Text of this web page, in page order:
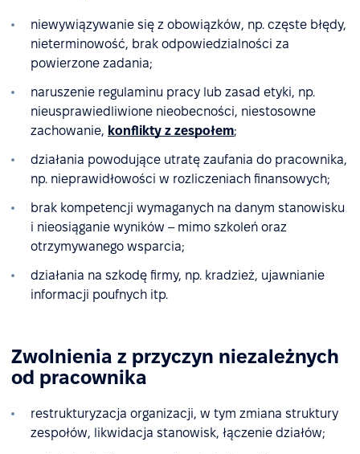
niewywiązywanie się z obowiązków, np. częste błędy,
nieterminowość, brak odpowiedzialności za
powierzone zadania;
naruszenie regulaminu pracy lub zasad etyki, np.
nieusprawiedliwione nieobecności, niestosowne
zachowanie, konflikty z zespołem;
działania powodujące utratę zaufania do pracownika,
np. nieprawidłowości w rozliczeniach finansowych;
brak kompetencji wymaganych na danym stanowisku
i nieosiąganie wyników – mimo szkoleń oraz
otrzymywanego wsparcia;
działania na szkodę firmy, np. kradzież, ujawnianie
informacji poufnych itp.
Zwolnienia z przyczyn niezależnych
od pracownika
restrukturyzacja organizacji, w tym zmiana struktury
zespołów, likwidacja stanowisk, łączenie działów;